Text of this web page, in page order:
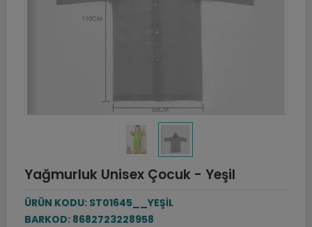
Yağmurluk Unisex Çocuk - Yeşil
ÜRÜN KODU: ST01645__YEŞİL
BARKOD: 8682723228958